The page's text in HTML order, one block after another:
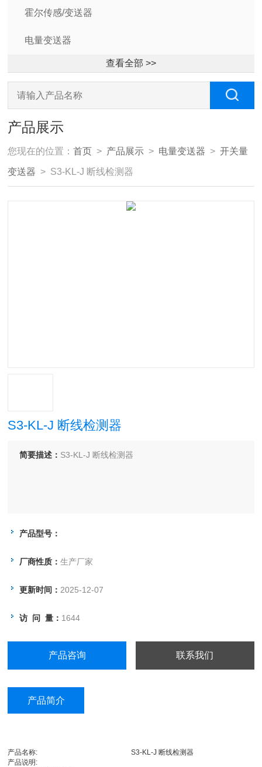
霍尔传感/变送器
电量变送器
查看全部 >>
产品展示
您现在的位置：首页 > 产品展示 > 电量变送器 >开关量
变送器 > S3-KL-J 断线检测器
S3-KL-J 断线检测器
简要描述： S3-KL-J 断线检测器
产品型号：
厂商性质：生产厂家
更新时间： 2025-12-07
访 问 量： 1644
产品咨询 联系我们
产品简介
产品名称:
S3-KL-J 断线检测器
产品说明: